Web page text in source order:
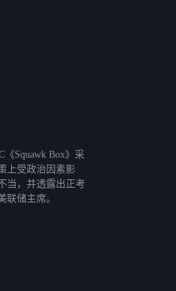
Squawk Box》采
上受政治因素影
当，并透露出正考
联储主席。